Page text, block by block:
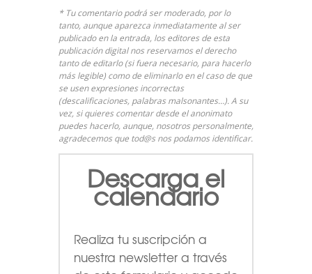
* Tu comentario podrá ser moderado, por lo
tanto, aunque aparezca inmediatamente al ser
publicado en la entrada, los editores de esta
publicación digital nos reservamos el derecho
tanto de editarlo (si fuera necesario, para hacerlo
más legible) como de eliminarlo en el caso de que
se usen expresiones incorrectas
(descalificaciones, palabras malsonantes…). A su
vez, si quieres comentar desde el anonimato
puedes hacerlo, aunque, nosotros personalmente,
agradecemos que tod@s nos podamos identificar.
Descarga el
calendario
Realiza tu suscripción a
nuestra newsletter a través